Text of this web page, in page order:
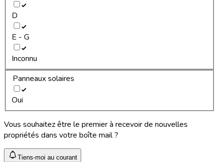
D
E - G
Inconnu
Panneaux solaires
Oui
Vous souhaitez être le premier à recevoir de nouvelles
propriétés dans votre boîte mail ?
Tiens-moi au courant